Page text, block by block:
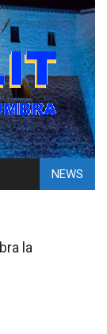
NEWS
la